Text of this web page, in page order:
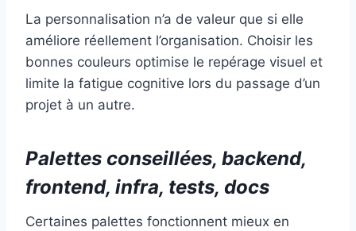
La personnalisation n’a de valeur que si elle
améliore réellement l’organisation. Choisir les
bonnes couleurs optimise le repérage visuel et
limite la fatigue cognitive lors du passage d’un
projet à un autre.
Palettes conseillées, backend,
frontend, infra, tests, docs
Certaines palettes fonctionnent mieux en